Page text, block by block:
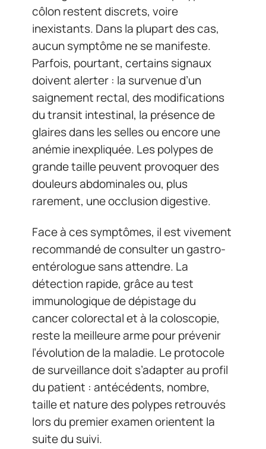
côlon restent discrets, voire
inexistants. Dans la plupart des cas,
aucun symptôme ne se manifeste.
Parfois, pourtant, certains signaux
doivent alerter : la survenue d’un
saignement rectal, des modifications
du transit intestinal, la présence de
glaires dans les selles ou encore une
anémie inexpliquée. Les polypes de
grande taille peuvent provoquer des
douleurs abdominales ou, plus
rarement, une occlusion digestive.
Face à ces symptômes, il est vivement
recommandé de consulter un gastro-
entérologue sans attendre. La
détection rapide, grâce au test
immunologique de dépistage du
cancer colorectal et à la coloscopie,
reste la meilleure arme pour prévenir
l’évolution de la maladie. Le protocole
de surveillance doit s’adapter au profil
du patient : antécédents, nombre,
taille et nature des polypes retrouvés
lors du premier examen orientent la
suite du suivi.